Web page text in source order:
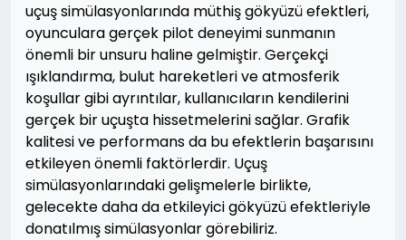
uçuş simülasyonlarında müthiş gökyüzü efektleri,
oyunculara gerçek pilot deneyimi sunmanın
önemli bir unsuru haline gelmiştir. Gerçekçi
ışıklandırma, bulut hareketleri ve atmosferik
koşullar gibi ayrıntılar, kullanıcıların kendilerini
gerçek bir uçuşta hissetmelerini sağlar. Grafik
kalitesi ve performans da bu efektlerin başarısını
etkileyen önemli faktörlerdir. Uçuş
simülasyonlarındaki gelişmelerle birlikte,
gelecekte daha da etkileyici gökyüzü efektleriyle
donatılmış simülasyonlar görebiliriz.